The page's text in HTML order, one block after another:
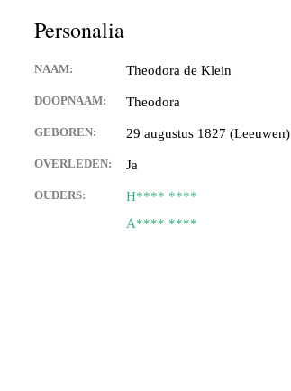
Personalia
NAAM: Theodora de Klein
DOOPNAAM: Theodora
GEBOREN: 29 augustus 1827 (Leeuwen)
OVERLEDEN: Ja
OUDERS:
H**** ****
A**** ****